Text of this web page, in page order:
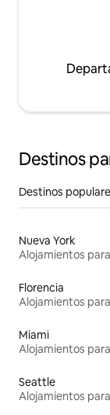
Destinos
Destinos
Nueva York
Florencia
Miami
Seattle